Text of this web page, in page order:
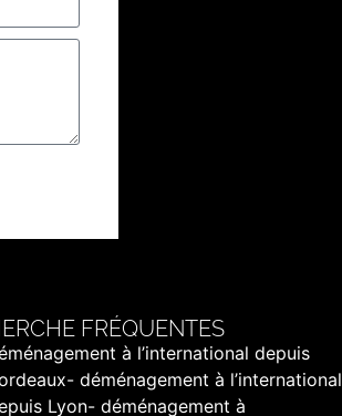
FRÉQUENTES
à l’international depuis
déménagement à l’international
Lyon- déménagement à